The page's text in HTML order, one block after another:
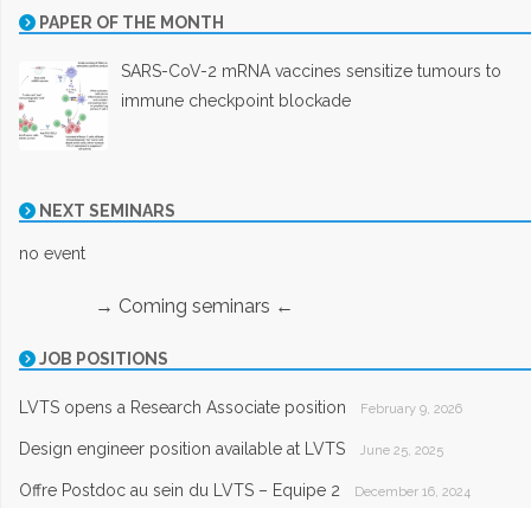
PAPER OF THE MONTH
SARS-CoV-2 mRNA vaccines sensitize tumours to
immune checkpoint blockade
NEXT SEMINARS
no event
→ Coming seminars ←
JOB POSITIONS
LVTS opens a Research Associate position February 9, 2026
Design engineer position available at LVTS June 25, 2025
Offre Postdoc au sein du LVTS – Equipe 2 December 16, 2024